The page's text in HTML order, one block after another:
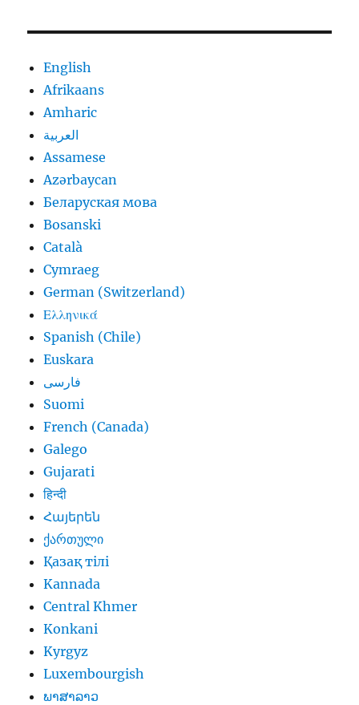
English
Afrikaans
Amharic
العربية
Assamese
Azərbaycan
Беларуская мова
Bosanski
Català
Cymraeg
German (Switzerland)
Ελληνικά
Spanish (Chile)
Euskara
فارسی
Suomi
French (Canada)
Galego
Gujarati
हिन्दी
Հայերեն
ქართული
Қазақ тілі
Kannada
Central Khmer
Konkani
Kyrgyz
Luxembourgish
ພາສາລາວ